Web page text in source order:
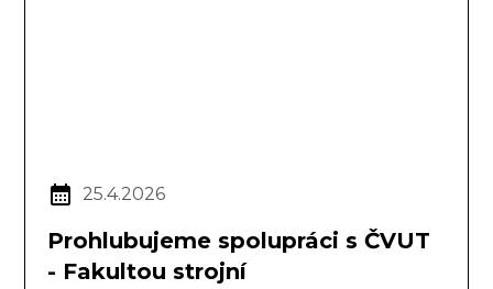
25.4.2026
Prohlubujeme spolupráci s ČVUT
- Fakultou strojní